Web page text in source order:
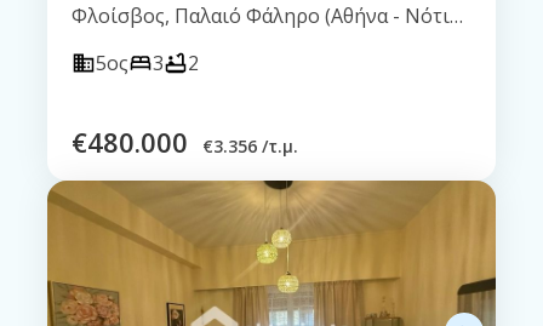
Φλοίσβος, Παλαιό Φάληρο (Αθήνα - Νότια Προάστια)
5ος
3 2
€480.000 €3.356 /τ.μ.